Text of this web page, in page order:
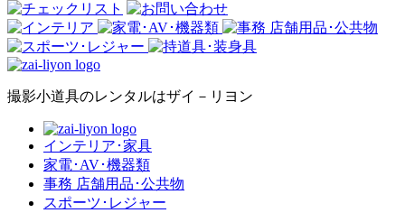
撮影小道具のレンタルはザイ－リヨン
インテリア･家具
家電･AV･機器類
事務 店舗用品･公共物
スポーツ･レジャー